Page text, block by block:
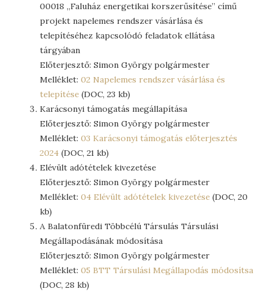
00018 „Faluház energetikai korszerűsítése” című
projekt napelemes rendszer vásárlása és
telepítéséhez kapcsolódó feladatok ellátása
tárgyában
Előterjesztő: Simon György polgármester
Melléklet:02 Napelemes rendszer vásárlása és
telepítése (DOC, 23 kb)
Karácsonyi támogatás megállapítása
Előterjesztő: Simon György polgármester
Melléklet:03 Karácsonyi támogatás előterjesztés
2024 (DOC, 21 kb)
Elévült adótételek kivezetése
Előterjesztő: Simon György polgármester
Melléklet:04 Elévült adótételek kivezetése (DOC, 20
kb)
A Balatonfüredi Többcélú Társulás Társulási
Megállapodásának módosítása
Előterjesztő: Simon György polgármester
Melléklet:05 BTT Társulási Megállapodás módosítsa
(DOC, 28 kb)